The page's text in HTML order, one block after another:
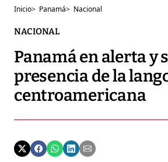
Inicio> Panamá> Nacional
NACIONAL
Panamá en alerta y
presencia de la
centroamericana